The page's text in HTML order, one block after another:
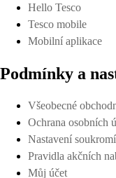
Hello Tesco
Tesco mobile
Mobilní aplikace
Podmínky a
Všeobecné
Ochrana osobních
Nastavení
Pravidla akčních
Můj účet